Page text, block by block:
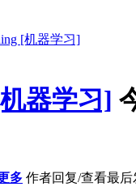
[机器学习]
器学习]
多 作者回复/查看最后